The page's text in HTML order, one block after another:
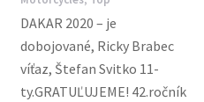
DAKAR 2020 – je
dobojované, Ricky Brabec
víťaz, Štefan Svitko 11-
ty.GRATUĽUJEME! 42.ročník